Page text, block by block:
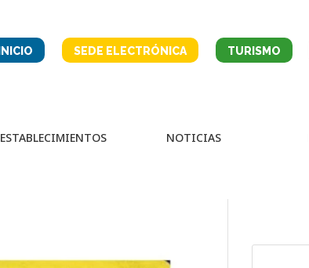
INICIO SEDE ELECTRÓNICA TURISMO
ESTABLECIMIENTOS NOTICIAS